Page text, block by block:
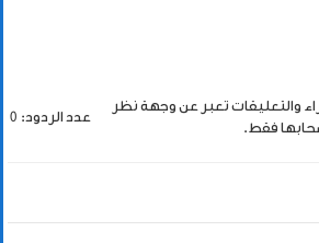
والتعليقات تعبر عن وجهة نظر
فقط.
عدد الردود: 0